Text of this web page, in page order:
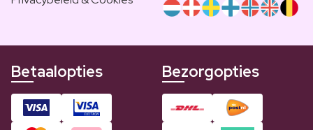
Betaalopties Bezorgopties